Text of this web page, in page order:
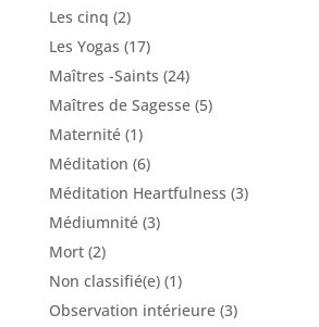
Les cinq (2)
Les Yogas (17)
Maîtres -Saints (24)
Maîtres de Sagesse(5)
Maternité(1)
Méditation (6)
Méditation Heartfulness (3)
Médiumnité(3)
Mort(2)
Non classifié(e)(1)
Observation intérieure(3)